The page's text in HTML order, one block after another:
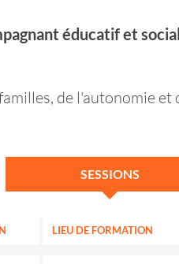
éducatif et social
de l'autonomie et
SESSIONS
LIEU DE FORMATION